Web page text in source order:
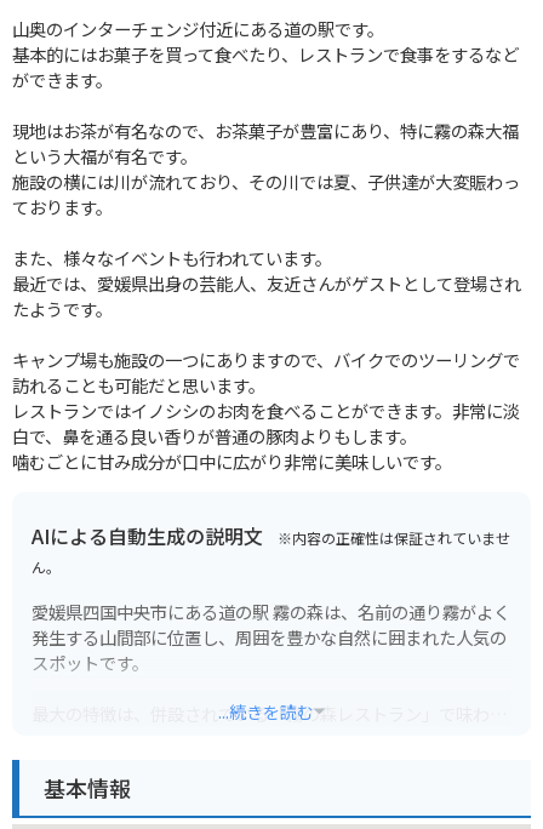
山奥のインターチェンジ付近にある道の駅です。
基本的にはお菓子を買って食べたり、レストランで食事をするなど
ができます。
現地はお茶が有名なので、お茶菓子が豊富にあり、特に霧の森大福
という大福が有名です。
施設の横には川が流れており、その川では夏、子供達が大変賑わっ
ております。
また、様々なイベントも行われています。
最近では、愛媛県出身の芸能人、友近さんがゲストとして登場され
たようです。
キャンプ場も施設の一つにありますので、バイクでのツーリングで
訪れることも可能だと思います。
レストランではイノシシのお肉を食べることができます。非常に淡
白で、鼻を通る良い香りが普通の豚肉よりもします。
噛むごとに甘み成分が口中に広がり非常に美味しいです。
AIによる自動生成の説明文 ※内容の正確性は保証されていませ
ん。
愛媛県四国中央市にある道の駅 霧の森は、名前の通り霧がよく
発生する山間部に位置し、周囲を豊かな自然に囲まれた人気の
スポットです。
最大の特徴は、併設されている「霧の森レストラン」で味わえ
中でも、地元産の抹茶をふんだんに使った「霧の森大福」は絶
品で、お土産にも最適です。
...続きを読む
基本情報